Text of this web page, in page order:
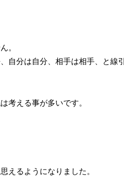
。
自分は自分、相手は相手、と線
考える事が多いです。
えるようになりました。